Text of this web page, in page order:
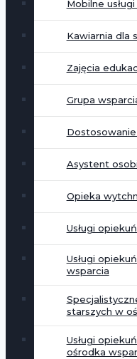
Mobilne
Kawiarnia dla
Zajęcia
Grupa
Asystent
Opieka
Usługi
Usługi
wsparcia
starszych w
Usługi
ośrodka